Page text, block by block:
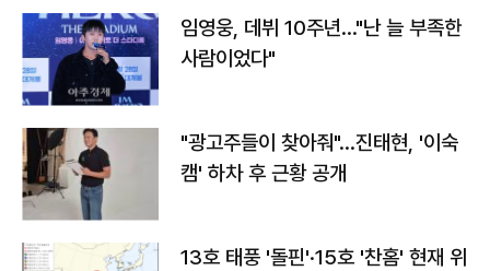
임영웅, 데뷔 10주년…"난 늘 부족한
사람이었다"
"광고주들이 찾아줘"…진태현, '이숙
캠' 하차 후 근황 공개
13호 태풍 '돌핀'·15호 '찬홈' 현재 위